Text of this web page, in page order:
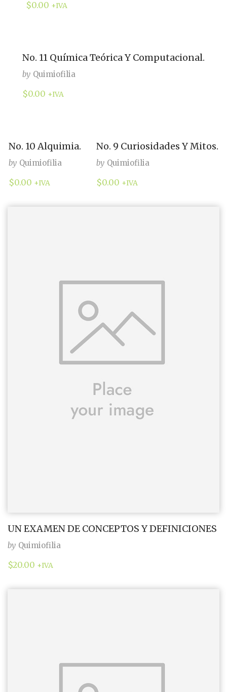
$0.00 +IVA
No. 11 Química Teórica Y Computacional.
by Quimiofilia
$0.00 +IVA
No. 10 Alquimia.
by Quimiofilia
$0.00 +IVA
No. 9 Curiosidades Y Mitos.
by Quimiofilia
$0.00 +IVA
UN EXAMEN DE CONCEPTOS Y DEFINICIONES
by Quimiofilia
$20.00 +IVA